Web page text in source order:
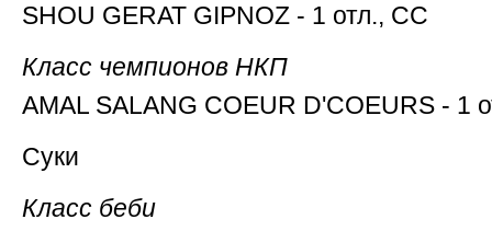
SHOU GERAT GIPNOZ - 1 отл., СС
Класс чемпионов НКП
AMAL SALANG COEUR D'COEURS - 1
Суки
Класс беби